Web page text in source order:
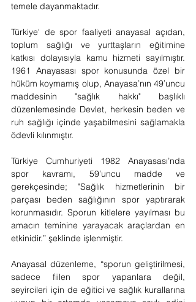
temele dayanmaktadır.
Türkiye' de spor faaliyeti anayasal açıdan,
toplum sağlığı ve yurttaşların eğitimine
katkısı dolayısıyla kamu hizmeti sayılmıştır.
1961 Anayasası spor konusunda özel bir
hüküm koymamış olup, Anayasa’nın 49’uncu
maddesinin "sağlık hakkı" başlıklı
düzenlemesinde Devlet, herkesin beden ve
ruh sağlığı içinde yaşabilmesini sağlamakla
ödevli kılınmıştır.
Türkiye Cumhuriyeti 1982 Anayasası’nda
spor kavramı, 59’uncu madde ve
gerekçesinde; "Sağlık hizmetlerinin bir
parçası beden sağlığının spor yaptırarak
korunmasıdır. Sporun kitlelere yayılması bu
amacın teminine yarayacak araçlardan en
etkinidir.” şeklinde işlenmiştir.
Anayasal düzenleme, “sporun geliştirilmesi,
sadece fiilen spor yapanlara değil,
seyircileri için de eğitici ve sağlık kurallarına